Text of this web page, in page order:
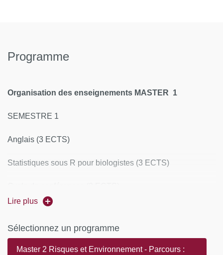
Programme
Organisation des enseignements MASTER 1
SEMESTRE 1
Anglais (3 ECTS)
Statistiques sous R pour biologistes (3 ECTS)
cas d'étude (3 ECTS)
Stage de terrain en Normandie (3 ECTS)
Lire plus
Sélectionnez un programme
Master 2 Risques et Environnement - Parcours :